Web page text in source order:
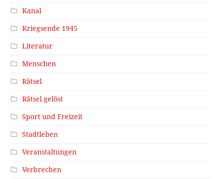
Kanal
Kriegsende 1945
Literatur
Menschen
Rätsel
Rätsel gelöst
Sport und Freizeit
Stadtleben
Veranstaltungen
Verbrechen